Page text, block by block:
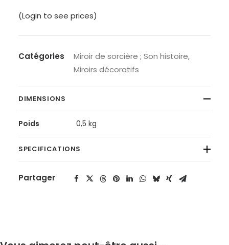
(Login to see prices)
Catégories Miroir de sorcière ; Son histoire,
Miroirs décoratifs
DIMENSIONS
Poids 0,5 kg
SPECIFICATIONS
Partager